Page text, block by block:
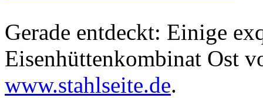
Gerade entdeckt: Einige
Eisenhüttenkombinat Ost
www.stahlseite.de.